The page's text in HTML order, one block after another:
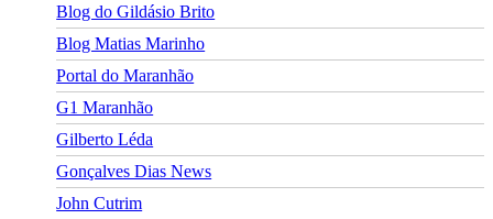
Blog do Gildásio Brito
Blog Matias Marinho
Portal do Maranhão
G1 Maranhão
Gilberto Léda
Gonçalves Dias News
John Cutrim